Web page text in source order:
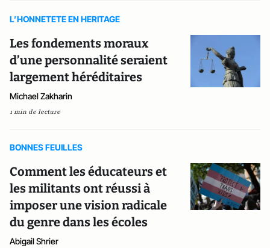
L’HONNETETE EN HERITAGE
Les fondements moraux
d’une personnalité seraient
largement héréditaires
Michael Zakharin
1 min de lecture
BONNES FEUILLES
Comment les éducateurs et
les militants ont réussi à
imposer une vision radicale
du genre dans les écoles
Abigail Shrier